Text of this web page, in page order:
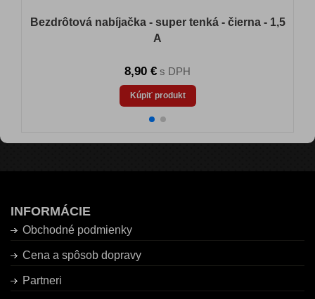
Bezdrôtová nabíjačka - super tenká - čierna - 1,5
A
8,90 € s DPH
Kúpiť produkt
INFORMÁCIE
Obchodné podmienky
Cena a spôsob dopravy
Partneri